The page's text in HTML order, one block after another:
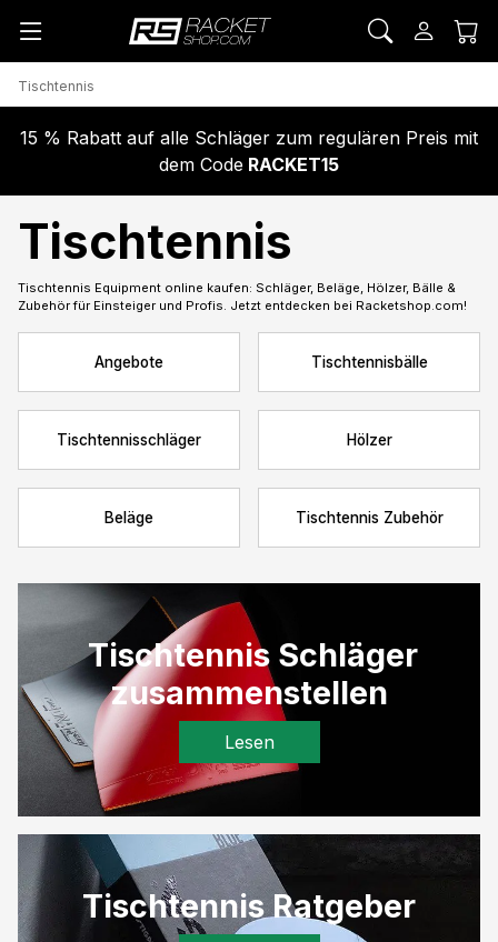
Tischtennis
15 % Rabatt auf alle Schläger zum regulären Preis mit
dem Code RACKET15
Tischtennis
Tischtennis Equipment online kaufen: Schläger, Beläge, Hölzer, Bälle &
Zubehör für Einsteiger und Profis. Jetzt entdecken bei Racketshop.com!
Angebote Tischtennisbälle
Tischtennisschläger Hölzer
Beläge Tischtennis Zubehör
Tischtennis Schläger
zusammenstellen
Lesen
Tischtennis Ratgeber